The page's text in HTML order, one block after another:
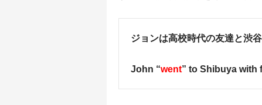
ジョンは高校時代の友達と渋
John “went” to Shibuya